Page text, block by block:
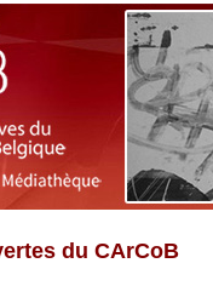
du CArCoB